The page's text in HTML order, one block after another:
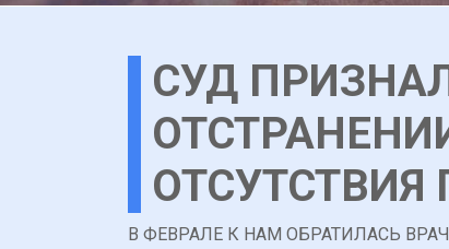
СУД
ОТСУТСТВИЯ
В ФЕВРАЛЕ К НАМ ОБРАТИЛАСЬ